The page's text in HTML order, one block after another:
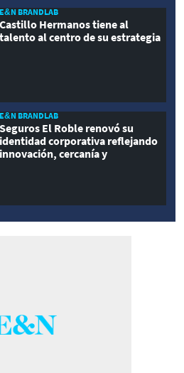
E&N BRANDLAB
Castillo Hermanos tiene al
talento al centro de su estrategia
E&N BRANDLAB
Seguros El Roble renovó su
identidad corporativa reflejando
innovación, cercanía y